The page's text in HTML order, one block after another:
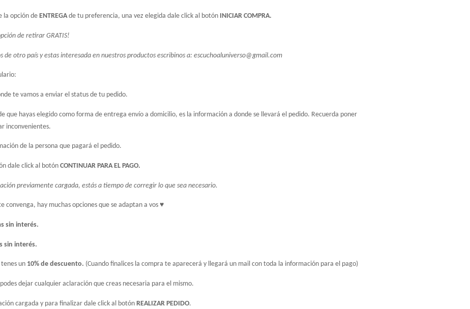
la opción de ENTREGA de tu preferencia, una vez elegida dale click al botón INICIAR COMPRA.
de retirar GRATIS!
de otro país y estas interesada en nuestros productos escribinos a: escuchoaluniverso@gmail.com
te vamos a enviar el status de tu pedido.
que hayas elegido como forma de entrega envío a domicilio, es la información a donde se llevará el pedido. Recuerda poner
inconvenientes.
de la persona que pagará el pedido.
dale click al botón CONTINUAR PARA EL PAGO.
previamente cargada, estás a tiempo de corregir lo que sea necesario.
convenga, hay muchas opciones que se adaptan a vos ♥
sin interés.
sin interés.
un 10% de descuento. (Cuando finalices la compra te aparecerá y llegará un mail con toda la información para el pago)
podes dejar cualquier aclaración que creas necesaria para el mismo.
cargada y para finalizar dale click al botón REALIZAR PEDIDO.